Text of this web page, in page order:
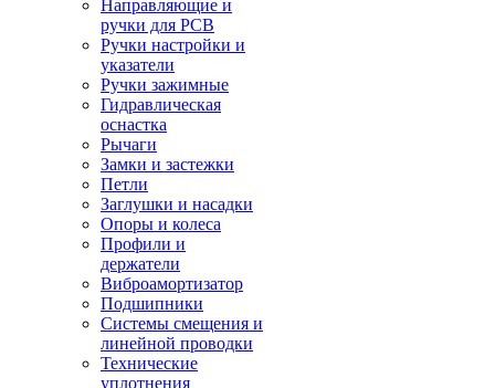
Направляющие и
ручки для PCB
Ручки настройки и
указатели
Ручки зажимные
Гидравлическая
оснастка
Рычаги
Замки и застежки
Петли
Заглушки и насадки
Опоры и колеса
Профили и
держатели
Виброамортизатор
Подшипники
Системы смещения и
линейной проводки
Технические
уплотнения